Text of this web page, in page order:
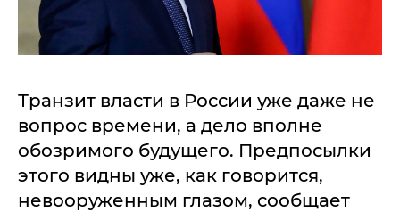
Транзит власти в России уже даже не
вопрос времени, а дело вполне
обозримого будущего. Предпосылки
этого видны уже, как говорится,
невооруженным глазом, сообщает